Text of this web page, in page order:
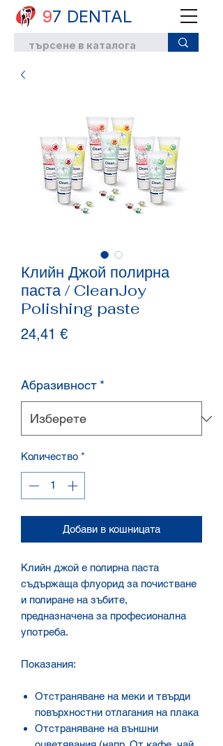
97 DENTAL
Клийн Джой полирна
паста / CleanJoy
Polishing paste
24,41 €Цена
Абразивност *
Количество *
Добави в кошницата
Клийн джой е полирна паста
съдържаща флуорид за почистване
и полиране на зъбите,
предназначена за професионална
употреба.
Показания:
Отстраняване на меки и твърди
повърхностни отлагания на плака
Отстраняване на външни